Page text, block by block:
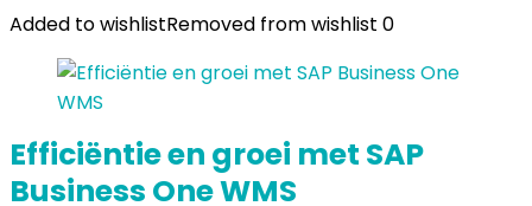
Added to wishlistRemoved from wishlist 0
Efficiëntie en groei met SAP
Business One WMS